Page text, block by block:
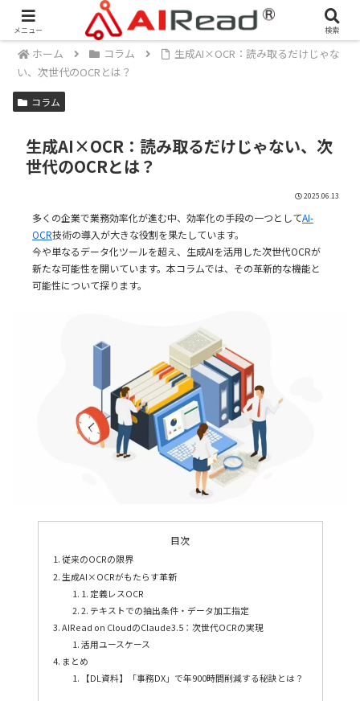
ホーム コラム
生成AI×OCR：読み取るだけじゃな
い、次世代のOCRとは？
コラム
生成AI×OCR：読み取るだけじゃない、次
世代のOCRとは？
2025.06.13
多くの企業で業務効率化が進む中、効率化の手段の一つとしてAI-
OCR技術の導入が大きな役割を果たしています。
今や単なるデータ化ツールを超え、生成AIを活用した次世代OCRが
新たな可能性を開いています。本コラムでは、その革新的な機能と
可能性について探ります。
目次
従来のOCRの限界
生成AI×OCRがもたらす革新
1. 定義レスOCR
2. テキストでの抽出条件・データ加工指定
AIRead on CloudのClaude3.5：次世代OCRの実現
活用ユースケース
まとめ
【DL資料】「事務DX」で年900時間削減する秘訣とは？
メニュー 検索